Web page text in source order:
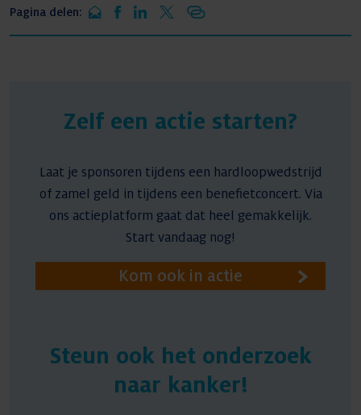
Pagina delen:
Zelf een actie starten?
Laat je sponsoren tijdens een hardloopwedstrijd
of zamel geld in tijdens een benefietconcert. Via
ons actieplatform gaat dat heel gemakkelijk.
Start vandaag nog!
Kom ook in actie
Steun ook het onderzoek
naar kanker!